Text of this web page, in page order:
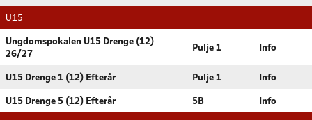
U15
Ungdomspokalen U15 Drenge (12)
26/27
Pulje 1 Info
U15 Drenge 1 (12) Efterår Pulje 1 Info
U15 Drenge 5 (12) Efterår 5B Info